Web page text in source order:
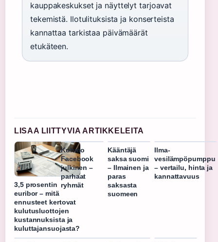
kauppakeskukset ja näyttelyt tarjoavat
tekemistä. Ilotulituksista ja konserteista
kannattaa tarkistaa päivämäärät
etukäteen.
LISAA LIITTYVIA ARTIKKELEITA
3,5 prosentin
euribor – mitä
ennusteet kertovat
kulutusluottojen
kustannuksista ja
kuluttajansuojasta?
Kuhmo
Facebook
julkinen –
parhaat
ryhmät
Kääntäjä
saksa suomi
– Ilmainen ja
paras
saksasta
suomeen
Ilma-
vesilämpöpumppu
– vertailu, hinta ja
kannattavuus